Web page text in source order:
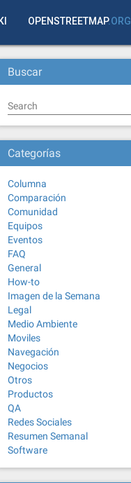
OPENSTREETMAP.ORG
Buscar
Search
Categorías
Columna
Comparación
Comunidad
Equipos
Eventos
FAQ
General
How-to
Imagen de la Semana
Legal
Medio Ambiente
Moviles
Navegación
Negocios
Otros
Productos
QA
Redes Sociales
Resumen Semanal
Software